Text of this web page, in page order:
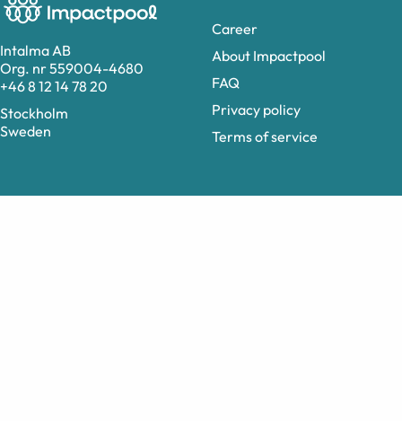
Intalma AB
Org. nr 559004-4680
+46 8 12 14 78 20
Stockholm
Sweden
Career
About Impactpool
FAQ
Privacy policy
Terms of service